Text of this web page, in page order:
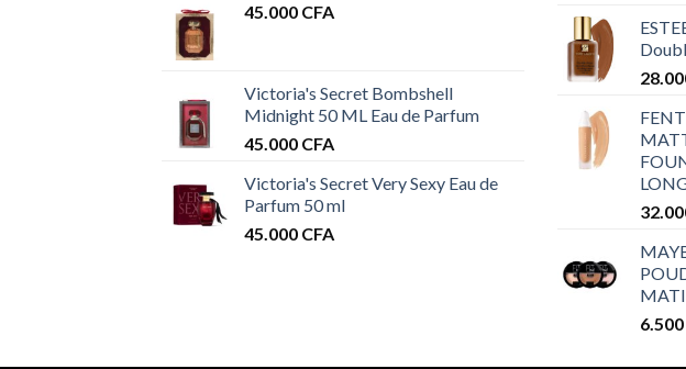
45.000 CFA
Victoria's Secret Bombshell
Midnight 50 ML Eau de Parfum
45.000 CFA
Victoria's Secret Very Sexy Eau de
Parfum 50 ml
45.000 CFA
6.500